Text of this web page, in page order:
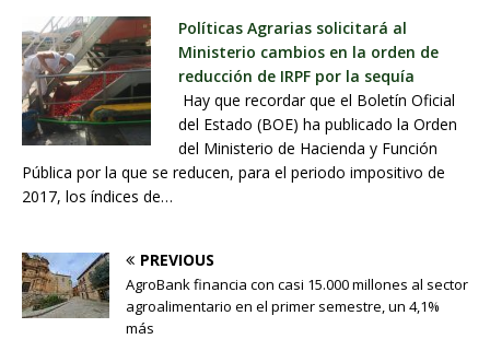
Políticas Agrarias solicitará al
Ministerio cambios en la orden de
reducción de IRPF por la sequía
Hay que recordar que el Boletín Oficial
del Estado (BOE) ha publicado la Orden
del Ministerio de Hacienda y Función
Pública por la que se reducen, para el periodo impositivo de
2017, los índices de…
PREVIOUS
AgroBank financia con casi 15.000 millones al sector
agroalimentario en el primer semestre, un 4,1%
más